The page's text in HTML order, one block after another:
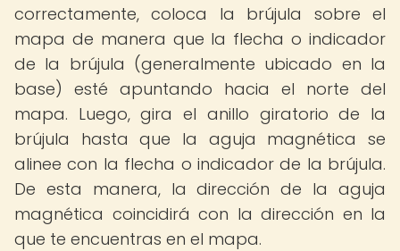
correctamente, coloca la brújula sobre el
mapa de manera que la flecha o indicador
de la brújula (generalmente ubicado en la
base) esté apuntando hacia el norte del
mapa. Luego, gira el anillo giratorio de la
brújula hasta que la aguja magnética se
alinee con la flecha o indicador de la brújula.
De esta manera, la dirección de la aguja
magnética coincidirá con la dirección en la
que te encuentras en el mapa.